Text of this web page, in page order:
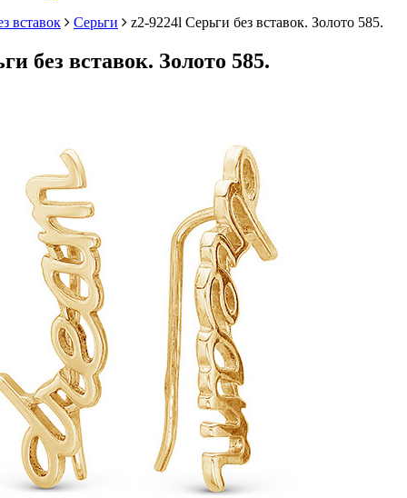
вставок
Серьги z2-9224l Серьги без вставок. Золото 585.
без вставок. Золото 585.